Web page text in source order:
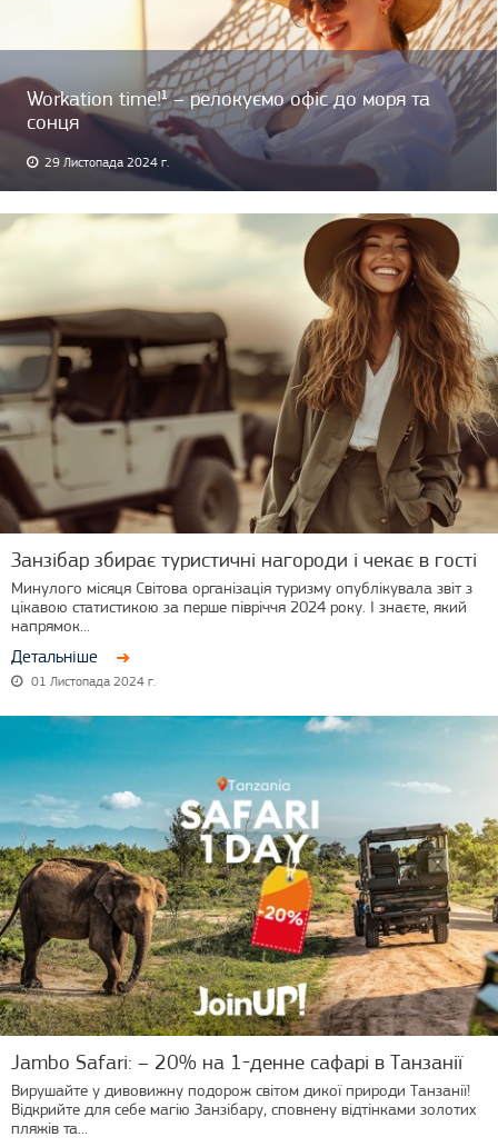
Workation time!¹ – релокуємо офіс до моря та
сонця
29 Листопада 2024 г.
Занзібар збирає туристичні нагороди і чекає в гості
Минулого місяця Світова організація туризму опублікувала звіт з
цікавою статистикою за перше півріччя 2024 року. І знаєте, який
напрямок...
Детальніше
01 Листопада 2024 г.
Jambo Safari: – 20% на 1-денне сафарі в Танзанії
Вирушайте у дивовижну подорож світом дикої природи Танзанії!
Відкрийте для себе магію Занзібару, сповнену відтінками золотих
пляжів та...